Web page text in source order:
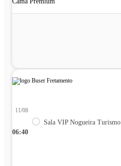
06:40
11/08
Sala VIP Nogueira Turismo